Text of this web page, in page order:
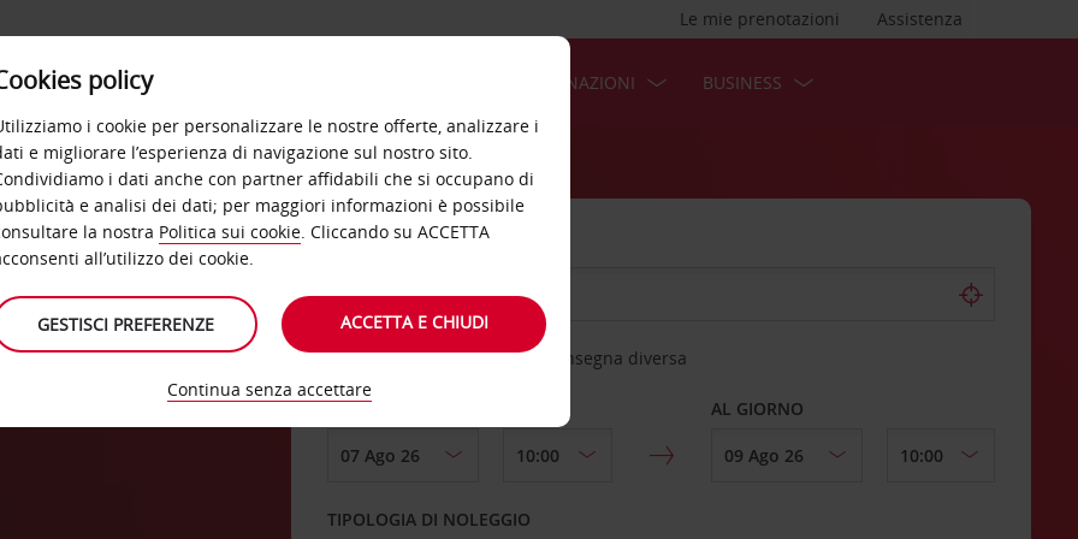
Assistenza
Le mie prenotazioni
OFFERTE DESTINAZIONI BUSINESS
Scegli una località di riconsegna diversa
DAL GIORNO AL GIORNO
TIPOLOGIA DI NOLEGGIO
policy
i cookie per personalizzare le nostre offerte, analizzare i
e migliorare l’esperienza di navigazione sul nostro sito.
i dati anche con partner affidabili che si occupano di
e analisi dei dati; per maggiori informazioni è possibile
la nostra Politica sui cookie. Cliccando su ACCETTA
all’utilizzo dei cookie.
GESTISCI PREFERENZE ACCETTA E CHIUDI
Continua senza accettare